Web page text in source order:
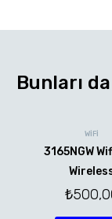
Bunları
WİFİ
3165NGW
₺